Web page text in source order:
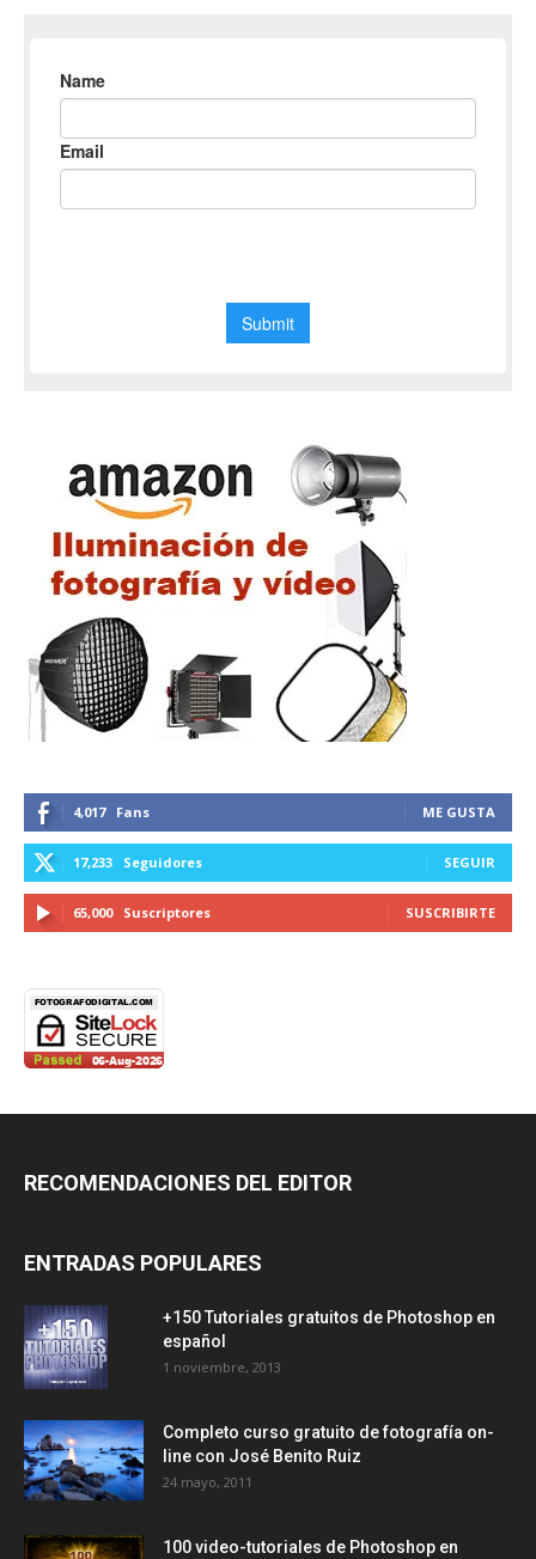
4,017 Fans ME GUSTA
17,233 Seguidores SEGUIR
65,000 Suscriptores SUSCRIBIRTE
RECOMENDACIONES DEL EDITOR
ENTRADAS POPULARES
+150 Tutoriales gratuitos de Photoshop en
español
1 noviembre, 2013
Completo curso gratuito de fotografía on-
line con José Benito Ruiz
24 mayo, 2011
100 video-tutoriales de Photoshop en